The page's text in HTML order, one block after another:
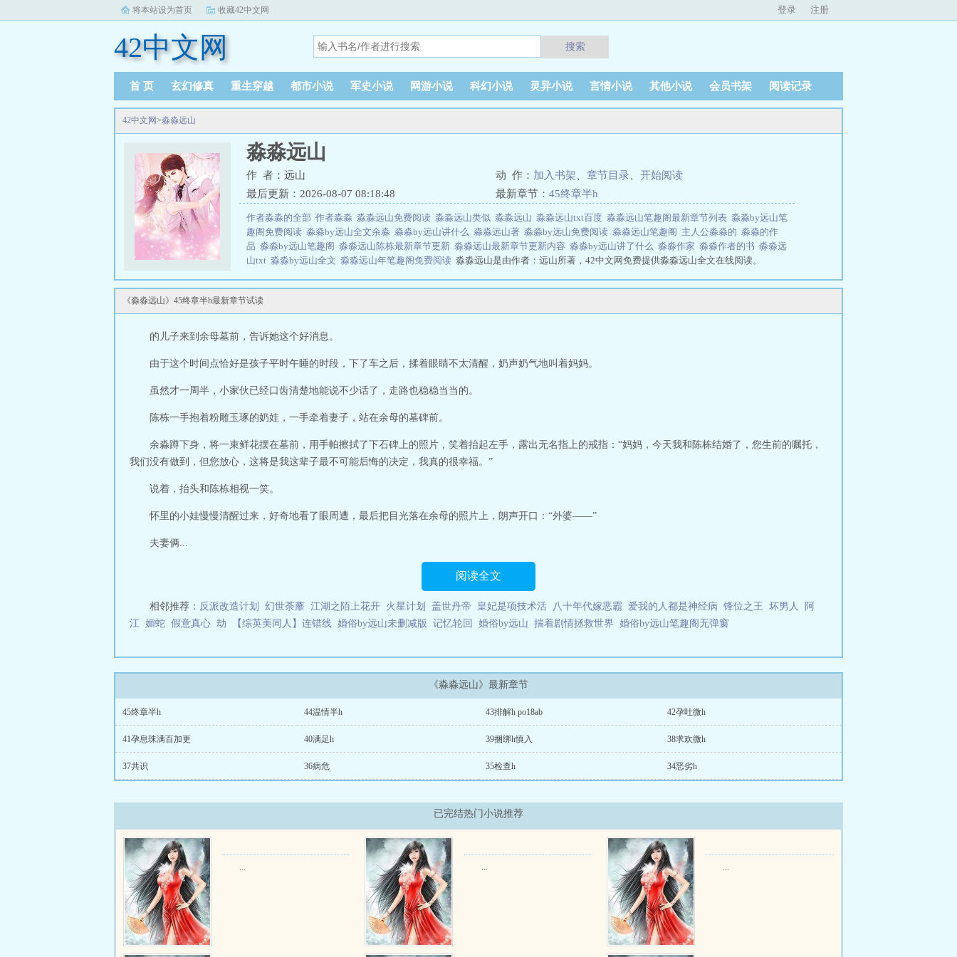
将本站设为首页 收藏42中文网 登录 注册
42中文网 搜索
首 页 玄幻修真 重生穿越 都市小说 军史小说 网游小说 科幻小说 灵异小说 言情小说 其他小说 会员书架 阅读记录
42中文网>淼淼远山
淼淼远山
作 者：远山 动 作： 加入书架 章节目录
开始阅读
最后更新：2026-08-07 08:18:48
最新章节： 45终章半h
作者淼淼的全部 作者淼淼 淼淼远山免费阅读 淼淼远山类似 淼淼远山 淼淼远山txt百度 淼淼远山笔趣阁最新章节列表 淼淼by远山笔
趣阁免费阅读 淼淼by远山全文余淼 淼淼by远山讲什么 淼淼远山著 淼淼by远山免费阅读 淼淼远山笔趣阁 主人公淼淼的 淼淼的作
品 淼淼by远山笔趣阁 淼淼远山陈栋最新章节更新 淼淼远山最新章节更新内容 淼淼by远山讲了什么 淼淼作家 淼淼作者的书 淼淼远
山txt 淼淼by远山全文 淼淼远山年笔趣阁免费阅读 淼淼远山是由作者：远山所著，42中文网免费提供淼淼远山全文在线阅读。
《淼淼远山》45终章半h最新章节试读
的儿子来到余母墓前，告诉她这个好消息。
由于这个时间点恰好是孩子平时午睡的时段，下了车之后，揉着眼睛不太清醒，奶声奶气地叫着妈妈。
虽然才一周半，小家伙已经口齿清楚地能说不少话了，走路也稳稳当当的。
陈栋一手抱着粉雕玉琢的奶娃，一手牵着妻子，站在余母的墓碑前。
余淼蹲下身，将一束鲜花摆在墓前，用手帕擦拭了下石碑上的照片，笑着抬起左手，露出无名指上的戒指：“妈妈，今天我和陈栋结婚了，您生前的嘱托，
我们没有做到，但您放心，这将是我这辈子最不可能后悔的决定，我真的很幸福。”
说着，抬头和陈栋相视一笑。
怀里的小娃慢慢清醒过来，好奇地看了眼周遭，最后把目光落在余母的照片上，朗声开口：“外婆——”
夫妻俩...
阅读全文
相邻推荐： 反派改造计划 幻世荼蘼 江湖之陌上花开 火星计划 盖世丹帝 皇妃是项技术活 八十年代嫁恶霸 爱我的人都是神经病 锋位之王 坏男人
阿
江 媚蛇 假意真心 劫 【综英美同人】连错线 婚俗by远山未删减版 记忆轮回 婚俗by远山 揣着剧情拯救世界 婚俗by远山笔趣阁无弹窗
《淼淼远山》最新章节
45终章半h 44温情半h 43排解h po18ab 42孕吐微h
41孕息珠满百加更 40满足h 39捆绑h慎入 38求欢微h
37共识 36病危 35检查h 34恶劣h
已完结热门小说推荐
... ... ...